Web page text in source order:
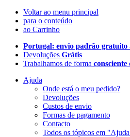
Voltar ao menu principal
para o conteúdo
ao Carrinho
Portugal: envio padrão gratuito
Devoluções Grátis
Trabalhamos de forma consciente
Ajuda
Onde está o meu pedido?
Devoluções
Custos de envio
Formas de pagamento
Contacto
Todos os tópicos em